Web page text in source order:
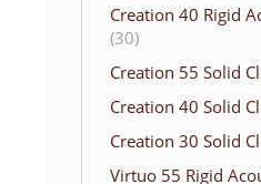
Creation 40 Rigid
(30)
Creation 55 Solid
Creation 40 Solid
Creation 30 Solid
Virtuo 55 Rigid